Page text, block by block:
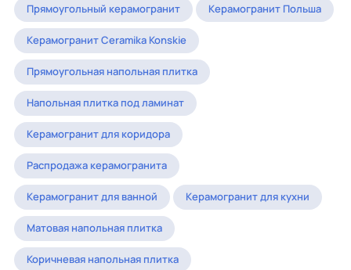
Прямоугольный керамогранит Керамогранит Польша
Керамогранит Ceramika Konskie
Прямоугольная напольная плитка
Напольная плитка под ламинат
Керамогранит для коридора
Распродажа керамогранита
Керамогранит для ванной Керамогранит для кухни
Матовая напольная плитка
Коричневая напольная плитка